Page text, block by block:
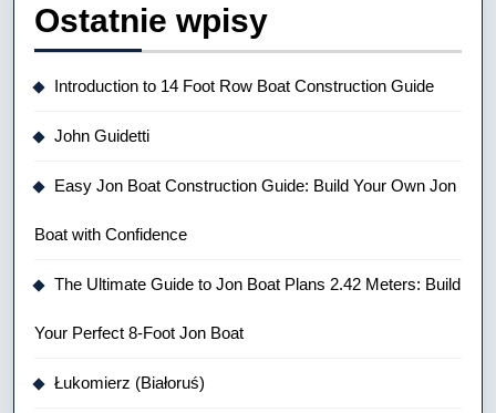
Ostatnie wpisy
Introduction to 14 Foot Row Boat Construction Guide
John Guidetti
Easy Jon Boat Construction Guide: Build Your Own Jon
Boat with Confidence
The Ultimate Guide to Jon Boat Plans 2.42 Meters: Build
Your Perfect 8-Foot Jon Boat
Łukomierz (Białoruś)